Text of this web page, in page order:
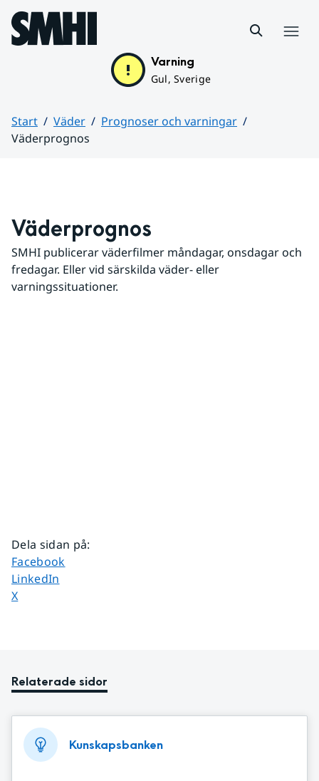
Hoppa till sidans innehåll
Varning
Gul, Sverige
Start Väder
Prognoser och varningar
Väderprognos
Väderprognos
SMHI publicerar väderfilmer måndagar, onsdagar och
fredagar. Eller vid särskilda väder- eller
varningssituationer.
Dela sidan på:
Dela sidan på
Facebook
Dela sidan på
LinkedIn
Dela sidan på
X
Relaterade sidor
Kunskapsbanken